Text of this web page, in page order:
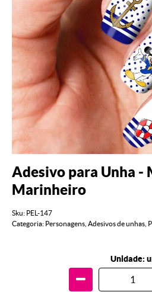
Adesivo para Unha -
Marinheiro
Sku: PEL-147
Categoria: Personagens Adesivos de unhas
Unidade: